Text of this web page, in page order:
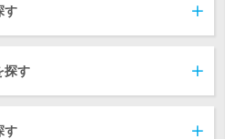
す
探す
す